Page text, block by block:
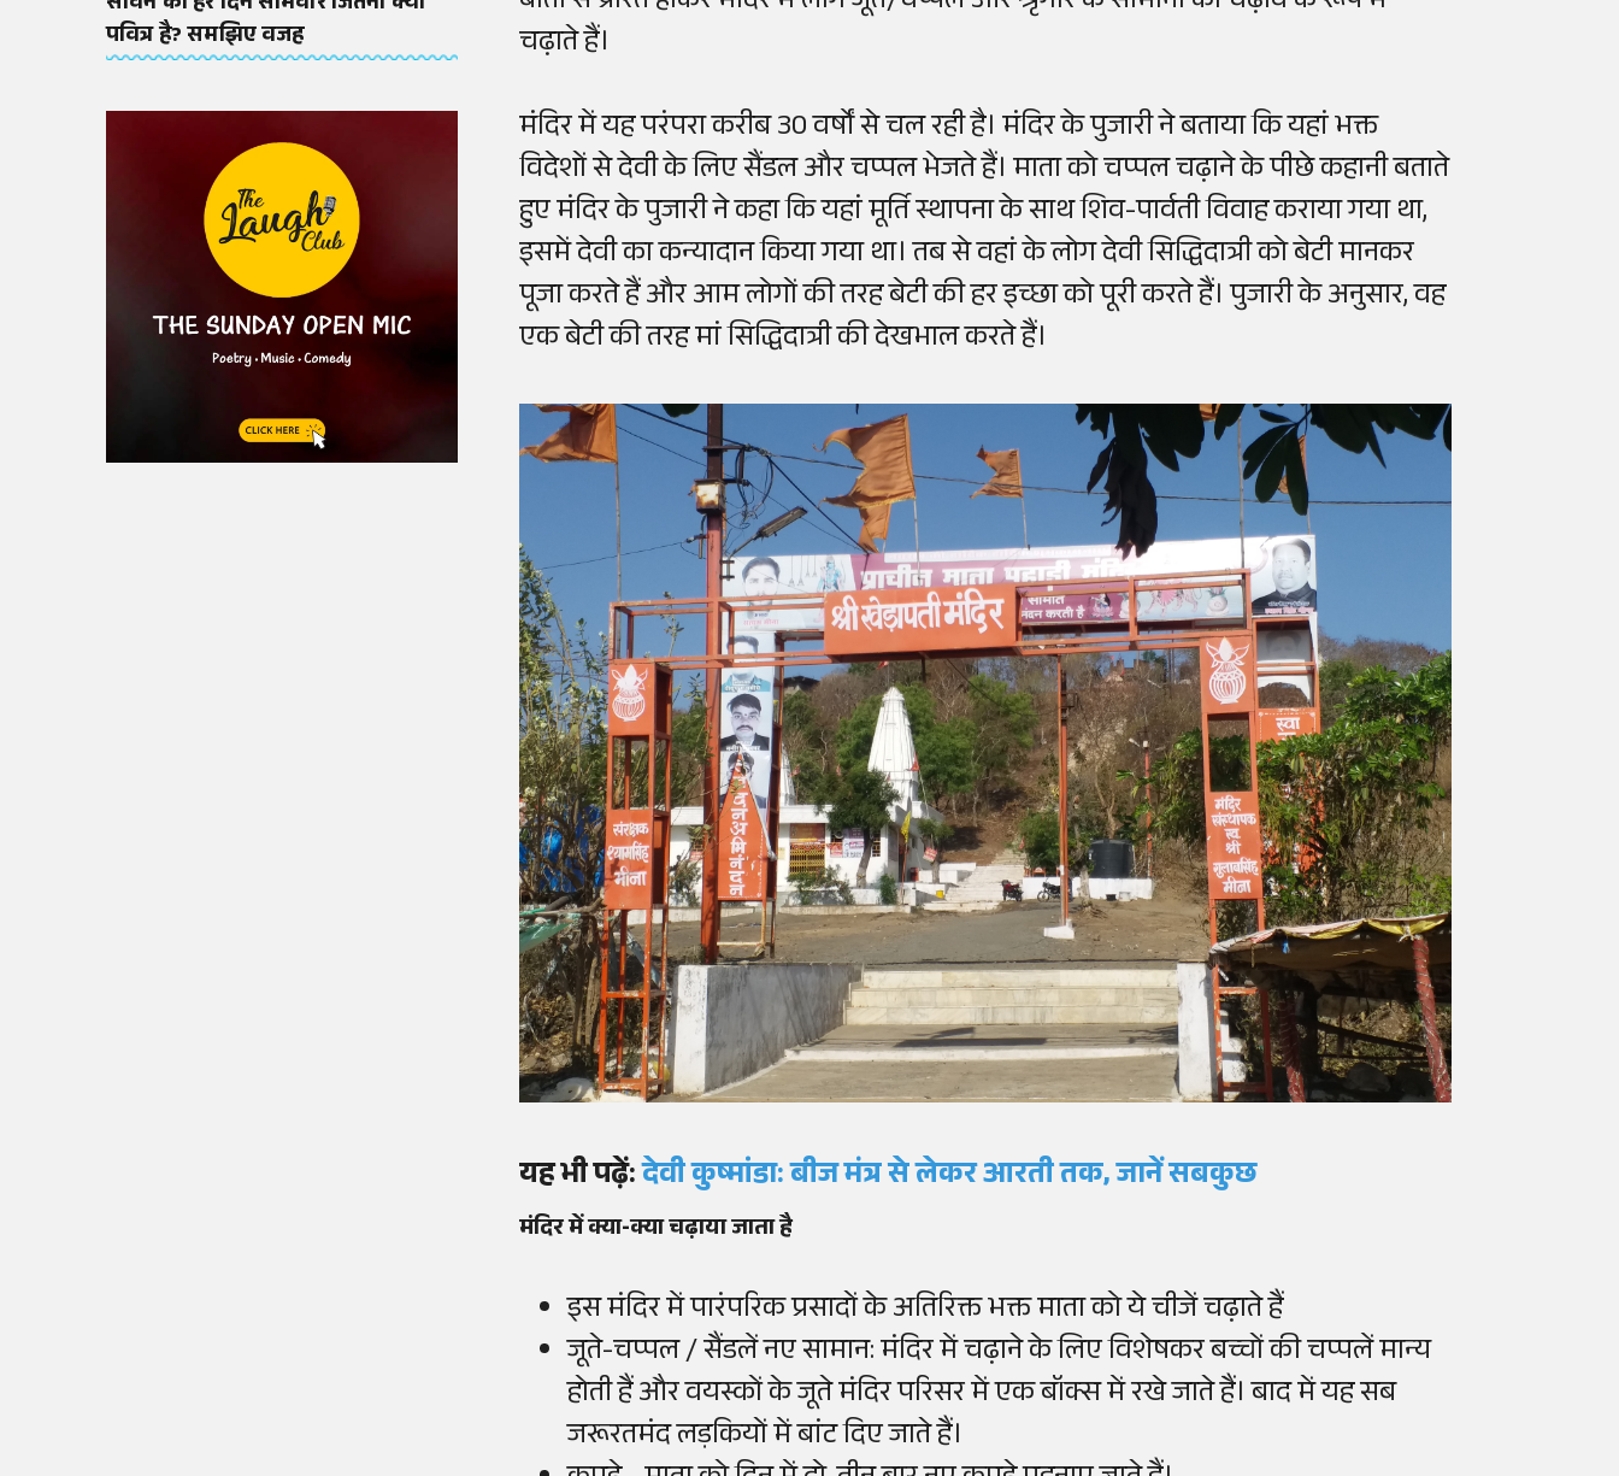
पवित्र है? समझिए वजह
चढ़ाते हैं।
मंदिर में यह परंपरा करीब 30 वर्षों से चल रही है। मंदिर के पुजारी ने बताया कि यहां भक्त
विदेशों से देवी के लिए सैंडल और चप्पल भेजते हैं। माता को चप्पल चढ़ाने के पीछे कहानी बताते
हुए मंदिर के पुजारी ने कहा कि यहां मूर्ति स्थापना के साथ शिव-पार्वती विवाह कराया गया था,
इसमें देवी का कन्यादान किया गया था। तब से वहां के लोग देवी सिद्धिदात्री को बेटी मानकर
पूजा करते हैं और आम लोगों की तरह बेटी की हर इच्छा को पूरी करते हैं। पुजारी के अनुसार, वह
एक बेटी की तरह मां सिद्धिदात्री की देखभाल करते हैं।
यह भी पढ़ें:देवी कुष्मांडा: बीज मंत्र से लेकर आरती तक, जानें सबकुछ
मंदिर में क्या-क्या चढ़ाया जाता है
इस मंदिर में पारंपरिक प्रसादों के अतिरिक्त भक्त माता को ये चीजें चढ़ाते हैं
जूते-चप्पल / सैंडलें नए सामान: मंदिर में चढ़ाने के लिए विशेषकर बच्चों की चप्पलें मान्य
होती हैं और वयस्कों के जूते मंदिर परिसर में एक बॉक्स में रखे जाते हैं। बाद में यह सब
जरूरतमंद लड़कियों में बांट दिए जाते हैं।